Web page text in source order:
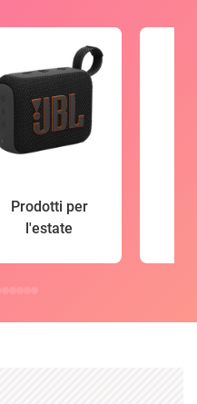
Prodotti per
l'estate